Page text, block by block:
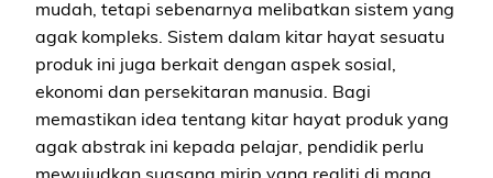
mudah, tetapi sebenarnya melibatkan sistem yang
agak kompleks. Sistem dalam kitar hayat sesuatu
produk ini juga berkait dengan aspek sosial,
ekonomi dan persekitaran manusia. Bagi
memastikan idea tentang kitar hayat produk yang
agak abstrak ini kepada pelajar, pendidik perlu
mewujudkan suasana mirip yang realiti di mana